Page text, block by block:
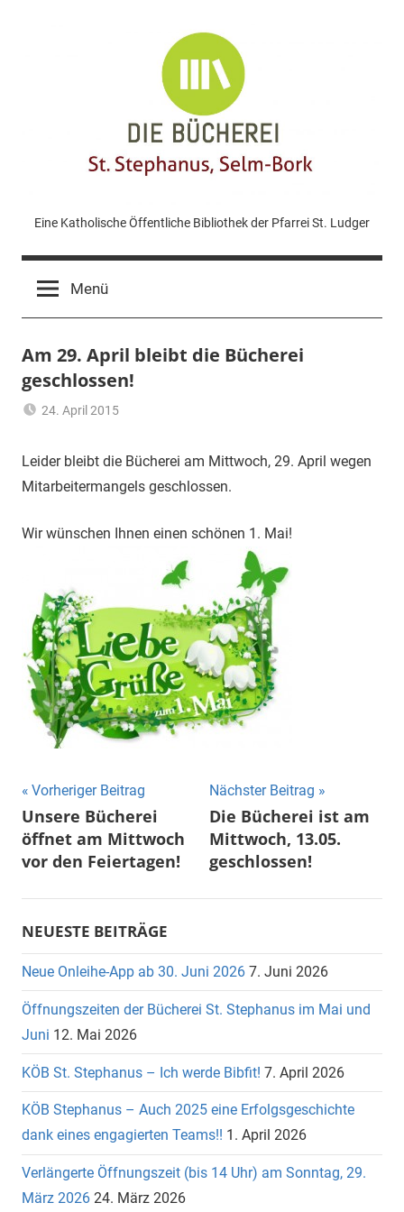
KÖB
St.
Stephanus
Bork
Eine Katholische Öffentliche Bibliothek der Pfarrei St. Ludger
Menü
Am 29. April bleibt die Bücherei
geschlossen!
24. April 2015
Sommer
Leider bleibt die Bücherei am Mittwoch, 29. April wegen
Mitarbeitermangels geschlossen.
Wir wünschen Ihnen einen schönen 1. Mai!
Beitragsnavigation
Vorheriger Beitrag
Unsere Bücherei
öffnet am Mittwoch
vor den Feiertagen!
Nächster Beitrag
Die Bücherei ist am
Mittwoch, 13.05.
geschlossen!
NEUESTE BEITRÄGE
Neue Onleihe-App ab 30. Juni 2026 7. Juni 2026
Öffnungszeiten der Bücherei St. Stephanus im Mai und
Juni 12. Mai 2026
KÖB St. Stephanus – Ich werde Bibfit! 7. April 2026
KÖB Stephanus – Auch 2025 eine Erfolgsgeschichte
dank eines engagierten Teams!! 1. April 2026
Verlängerte Öffnungszeit (bis 14 Uhr) am Sonntag, 29.
März 2026 24. März 2026